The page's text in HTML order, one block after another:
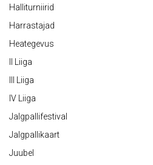
Halliturniirid
Harrastajad
Heategevus
II Liiga
III Liiga
IV Liiga
Jalgpallifestival
Jalgpallikaart
Juubel